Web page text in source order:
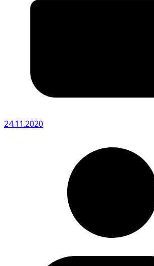
24.11.2020